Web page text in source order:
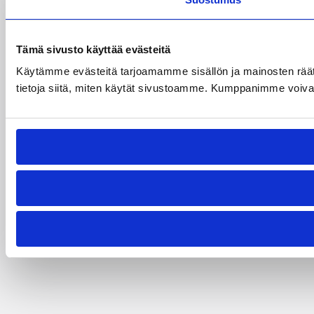
Tämä sivusto käyttää evästeitä
Käytämme evästeitä tarjoamamme sisällön ja mainosten
tietoja siitä, miten käytät sivustoamme. Kumppanimme